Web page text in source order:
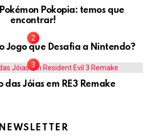
Pokopia: temos que
encontrar!
Jogo que Desafia a Nintendo?
das Jóias em RE3 Remake
NEWSLETTER